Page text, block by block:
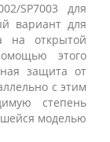
SP7003 для
вариант для
на открытой
этого
защита от
с этим
степень
моделью